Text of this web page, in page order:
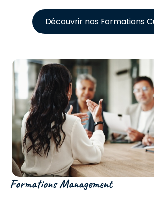
Découvrir nos Formations
Formations Management